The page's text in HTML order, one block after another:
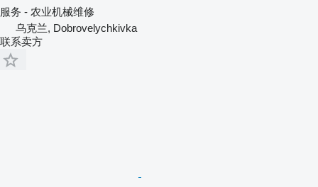
服务 - 农业机械维修
乌克兰, Dobrovelychkivka
联系卖方